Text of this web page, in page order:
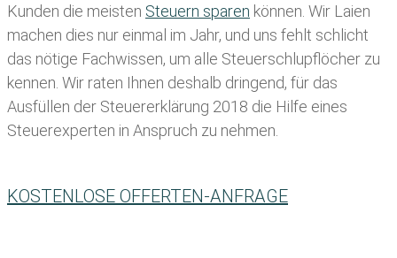
Kunden die meisten Steuern sparen können. Wir Laien
machen dies nur einmal im Jahr, und uns fehlt schlicht
das nötige Fachwissen, um alle Steuerschlupflöcher zu
kennen. Wir raten Ihnen deshalb dringend, für das
Ausfüllen der Steuererklärung 2018 die Hilfe eines
Steuerexperten in Anspruch zu nehmen.
KOSTENLOSE OFFERTEN-ANFRAGE